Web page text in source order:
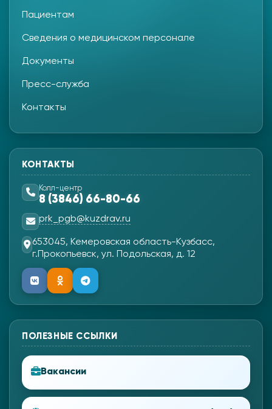
Пациентам
Сведения о медицинском персонале
Документы
Пресс-служба
Контакты
КОНТАКТЫ
Колл-центр
8 (3846) 66-80-66
prk_pgb@kuzdrav.ru
653045, Кемеровская область-Кузбасс,
г.Прокопьевск, ул. Подольская, д. 12
ПОЛЕЗНЫЕ ССЫЛКИ
Вакансии